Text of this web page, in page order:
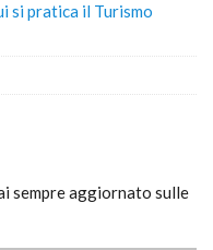
si pratica il Turismo
sempre aggiornato sulle